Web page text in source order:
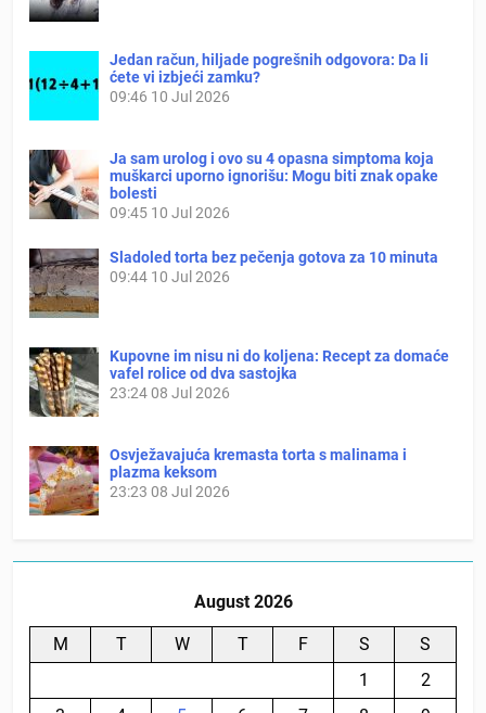
Jedan račun, hiljade pogrešnih odgovora: Da li
ćete vi izbjeći zamku?
09:46 10 Jul 2026
Ja sam urolog i ovo su 4 opasna simptoma koja
muškarci uporno ignorišu: Mogu biti znak opake
bolesti
09:45 10 Jul 2026
Sladoled torta bez pečenja gotova za 10 minuta
09:44 10 Jul 2026
Kupovne im nisu ni do koljena: Recept za domaće
vafel rolice od dva sastojka
23:2408 Jul 2026
Osvježavajuća kremasta torta s malinama i
plazma keksom
23:23 08 Jul 2026
August 2026
M T W T F S
S
1
2